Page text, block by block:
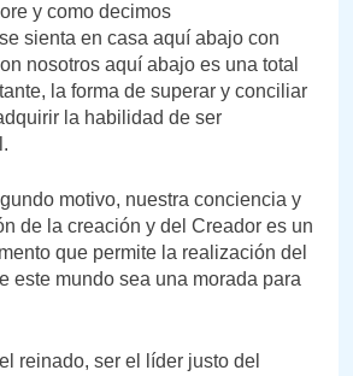
y como decimos
sienta en casa aquí abajo con
nosotros aquí abajo es una total
la forma de superar y conciliar
la habilidad de ser
motivo, nuestra conciencia y
de la creación y del Creador es un
que permite la realización del
este mundo sea una morada para
reinado, ser el líder justo del